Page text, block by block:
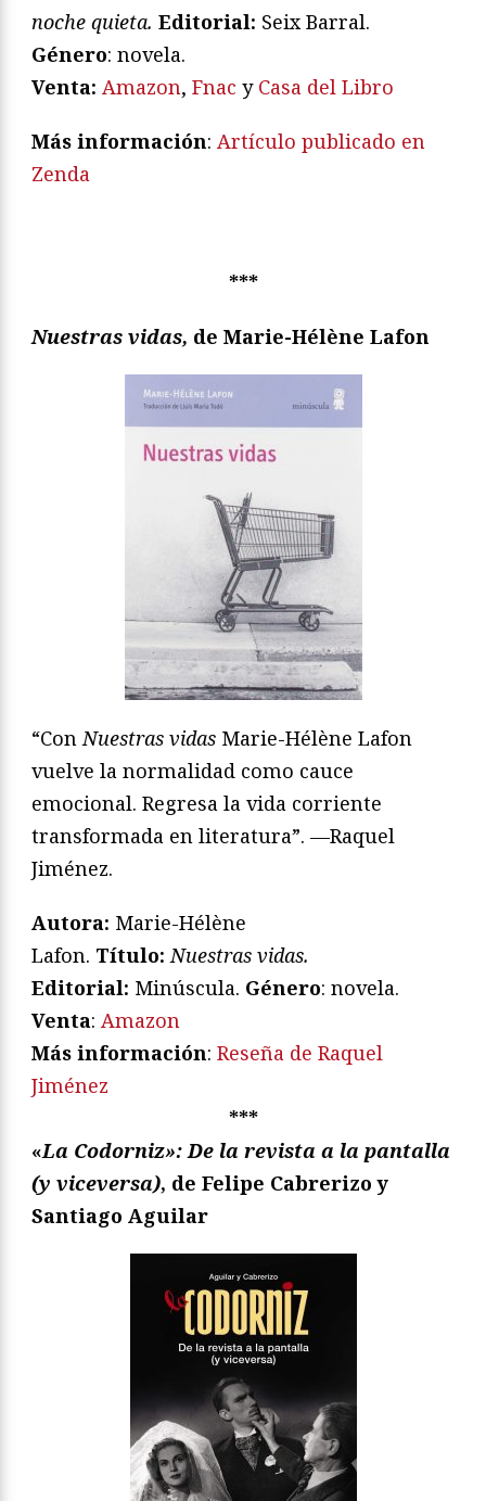
noche quieta. Editorial: Seix Barral.
Género: novela.
Venta: Amazon, Fnac y Casa del Libro
Más información: Artículo publicado en
Zenda
***
Nuestras vidas, de Marie-Hélène Lafon
“ConNuestras vidas Marie-Hélène Lafon
vuelve la normalidad como cauce
emocional. Regresa la vida corriente
transformada en literatura”. —Raquel
Jiménez.
Autora: Marie-Hélène
Lafon. Título:Nuestras vidas.
Editorial: Minúscula. Género: novela.
Venta: Amazon
Más información: Reseña de Raquel
Jiménez
***
«La Codorniz»: De la revista a la pantalla
(y viceversa), de Felipe Cabrerizo y
Santiago Aguilar